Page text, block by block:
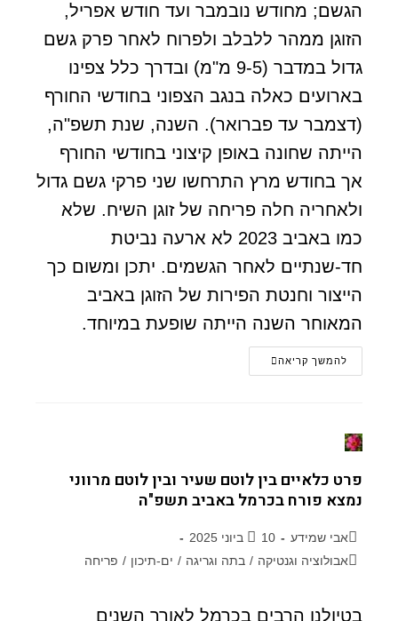
הגשם; מחודש נובמבר ועד חודש אפריל,
הזוגן ממהר ללבלב ולפרוח לאחר פרק גשם
גדול במדבר (9-5 מ"מ) ובדרך כלל צפינו
בארועים כאלה בנגב הצפוני בחודשי החורף
(דצמבר עד פברואר). השנה, שנת תשפ"ה,
הייתה שחונה באופן קיצוני בחודשי החורף
אך בחודש מרץ התרחשו שני פרקי גשם גדול
ולאחריה חלה פריחה של זוגן השיח. שלא
כמו באביב 2023 לא ארעה נביטת
חד-שנתיים לאחר הגשמים. יתכן ומשום כך
הייצור וחנטת הפירות של הזוגן באביב
המאוחר השנה הייתה שופעת במיוחד.
להמשך קריאה
פרט כלאיים בין לוטם שעיר ובין לוטם מרווני
נמצא פורח בכרמל באביב תשפ"ה
אבי שמידע
10 ביוני 2025
אבולוציה וגנטיקה / בתה וגריגה / ים-תיכון / פריחה
בטיולנו הרבים בכרמל לאורך השנים